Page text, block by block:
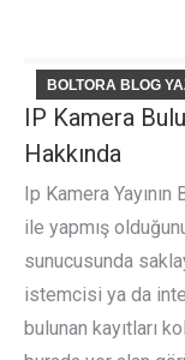
BOLTORA BLOG
IP Kamera
Hakkında
Ip Kamera
ile yapmış
sunucusunda
istemcisi ya da
bulunan kayıtları